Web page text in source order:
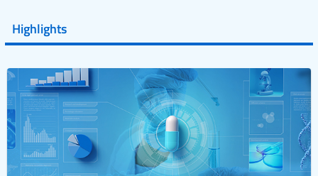
Highlights